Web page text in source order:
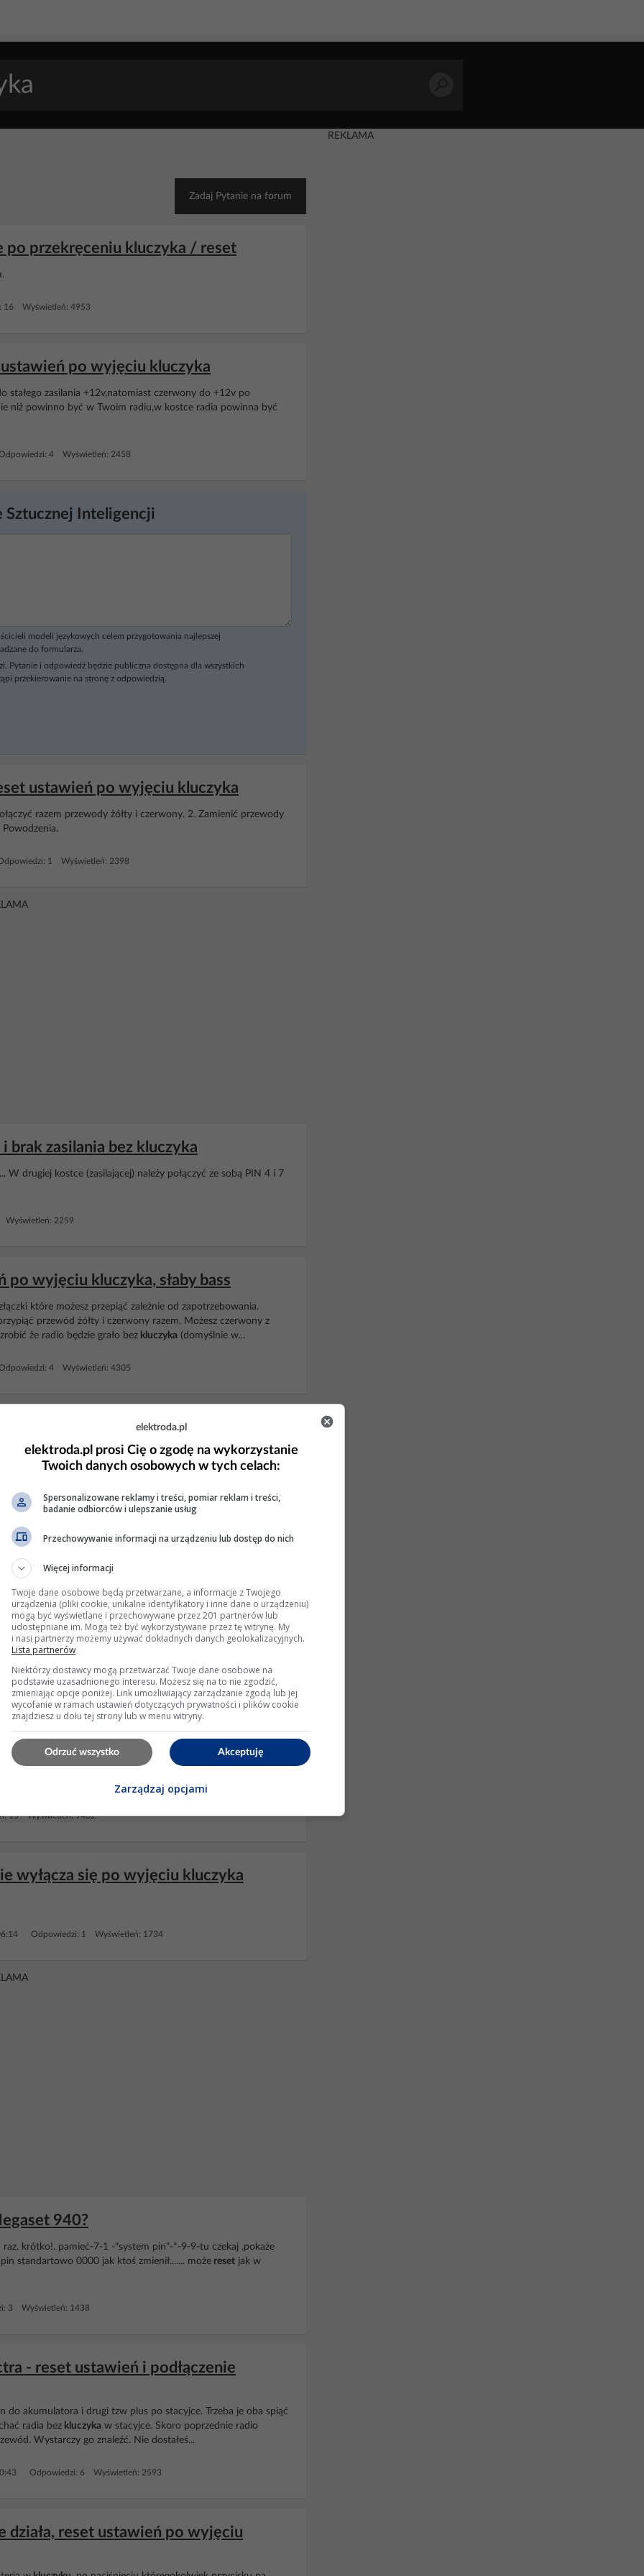
Zadaj Pytanie na forum
po przekręceniu kluczyka / reset
16 Wyświetleń: 4953
po wyjęciu kluczyka
stałego zasilania +12v,natomiast czerwony do +12v po
niż powinno być w Twoim radiu,w kostce radia powinna być
4 Wyświetleń: 2458
Sztucznej Inteligencji
modeli językowych celem przygotowania najlepszej
do formularza.
Pytanie i odpowiedź będzie publiczna dostępna dla wszystkich
przekierowanie na stronę z odpowiedzią.
ustawień po wyjęciu kluczyka
razem przewody żółty i czerwony. 2. Zamienić przewody
1 Wyświetleń: 2398
brak zasilania bez kluczyka
drugiej kostce (zasilającej) należy połączyć ze sobą PIN 4 i 7
2259
po wyjęciu kluczyka, słaby bass
które możesz przepiąć zależnie od zapotrzebowania.
przewód żółty i czerwony razem. Możesz czerwony z
że radio będzie grało bez kluczyka (domyślnie w...
4 Wyświetleń: 4305
klimy i reset radia po wyjęciu
4 Wyświetleń: 339
po wyjęciu kluczyka, brak autoload
ale najlepiej dać jakiś bezpiecznik do tego .Chyba że masz coś
zasilanie od radia do imobilaisera. Wtedy po wyjęciu
1568
deinstalacja
kluczykapowinien się odblokować. Jak chcesz go wywalić
Wszystko powycinaj i zaizoluj. Musisz też odszukać gdzie
15 Wyświetleń: 9432
wyłącza się po wyjęciu kluczyka
Odpowiedzi: 1 Wyświetleń: 1734
940?
krótko!. pamieć-7-1 -"system pin"-*-9-9-tu czekaj ,pokaże
standartowo 0000 jak ktoś zmienił....... może reset jak w
3 Wyświetleń: 1438
- reset ustawień i podłączenie
do akumulatora i drugi tzw plus po stacyjce. Trzeba je oba spiąć
radia bez kluczyka w stacyjce. Skoro poprzednie radio
Wystarczy go znaleźć. Nie dostałeś...
Odpowiedzi: 6 Wyświetleń: 2593
działa, reset ustawień po wyjęciu
REKLAMA
elektroda.pl
elektroda.pl prosi Cię o zgodę na wykorzystanie
Twoich danych osobowych w tych celach:
Spersonalizowane reklamy i treści, pomiar reklam i treści,
badanie odbiorców i ulepszanie usług
Przechowywanie informacji na urządzeniu lub dostęp do nich
Więcej informacji
Twoje dane osobowe będą przetwarzane, a informacje z Twojego
urządzenia (pliki cookie, unikalne identyfikatory i inne dane o urządzeniu)
mogą być wyświetlane i przechowywane przez 201 partnerów lub
udostępniane im. Mogą też być wykorzystywane przez tę witrynę. My
i nasi partnerzy możemy używać dokładnych danych geolokalizacyjnych.
Lista partnerów
Niektórzy dostawcy mogą przetwarzać Twoje dane osobowe na
podstawie uzasadnionego interesu. Możesz się na to nie zgodzić,
zmieniając opcje poniżej. Link umożliwiający zarządzanie zgodą lub jej
wycofanie w ramach ustawień dotyczących prywatności i plików cookie
znajdziesz u dołu tej strony lub w menu witryny.
Akceptuję
Odrzuć wszystko
Zarządzaj opcjami